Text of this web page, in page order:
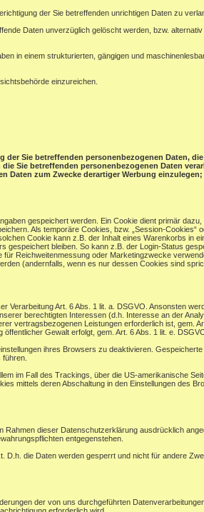
der Sie betreffenden unrichtigen Daten zu
Daten unverzüglich gelöscht werden, bzw.
in einem strukturierten, gängigen und
einzureichen.
der Sie betreffenden personenbezogenen Daten,
Sie betreffenden personenbezogenen Daten
Daten zum Zwecke derartiger Werbung
gespeichert werden. Ein Cookie dient primär dazu,
Als temporäre Cookies, bzw. „Session-Cookies“
Cookie kann z.B. der Inhalt eines Warenkorbs in
gespeichert bleiben. So kann z.B. der Login-Status
Reichweitenmessung oder Marketingzwecke
(andernfalls, wenn es nur dessen Cookies sind
Verarbeitung Art. 6 Abs. 1 lit. a. DSGVO. Ansonsten
berechtigten Interessen (d.h. Interesse an der
vertragsbezogenen Leistungen erforderlich ist, gem.
Gewalt erfolgt, gem. Art. 6 Abs. 1 lit. e.
ihres Browsers zu deaktivieren.
im Fall des Trackings, über die US-amerikanische
mittels deren Abschaltung in den Einstellungen des
dieser Datenschutzerklärung ausdrücklich
entgegenstehen.
die Daten werden gesperrt und nicht für andere
der von uns durchgeführten